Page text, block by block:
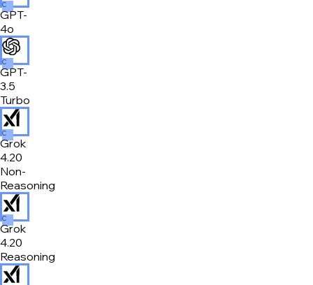
C
GPT-
4o
C
GPT-
3.5
Turbo
C
Grok
4.20
Non-
Reasoning
C
Grok
4.20
Reasoning